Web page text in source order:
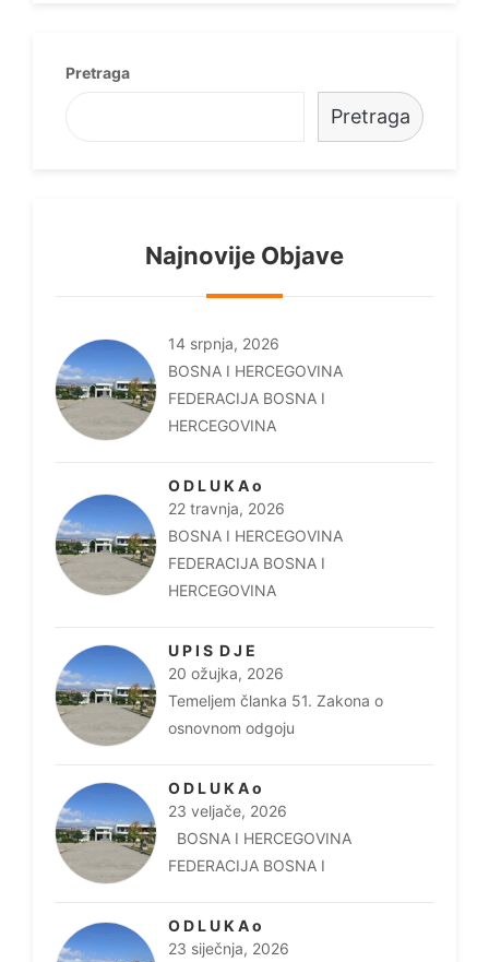
Pretraga
Pretraga
Najnovije Objave
14 srpnja, 2026
BOSNA I HERCEGOVINA
FEDERACIJA BOSNA I
HERCEGOVINA
O D L U K A o
22 travnja, 2026
BOSNA I HERCEGOVINA
FEDERACIJA BOSNA I
HERCEGOVINA
U P I S D J E
20 ožujka, 2026
Temeljem članka 51. Zakona o
osnovnom odgoju
O D L U K A o
23 veljače, 2026
BOSNA I HERCEGOVINA
FEDERACIJA BOSNA I
O D L U K A o
23 siječnja, 2026